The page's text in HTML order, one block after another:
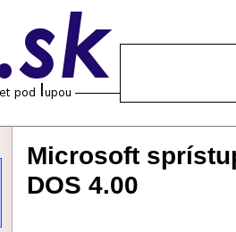
Microsoft
DOS 4.00